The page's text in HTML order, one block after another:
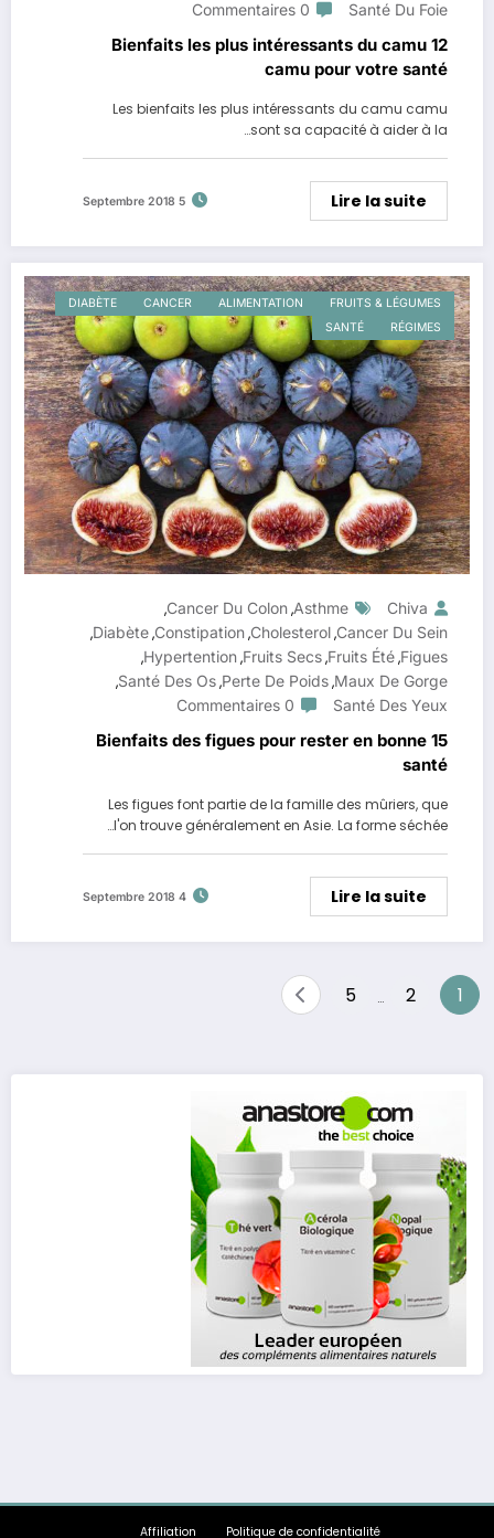
Santé Du Foie
0 Commentaires
12 Bienfaits les plus intéressants du camu
camu pour votre santé
Les bienfaits les plus intéressants du camu camu
sont sa capacité à aider à la…
Lire la suite
5 Septembre 2018
FRUITS & LÉGUMES
ALIMENTATION
CANCER
DIABÈTE
RÉGIMES
SANTÉ
Chiva
Asthme
,
Cancer Du Colon
,
Cancer Du Sein
,
Cholesterol
,
Constipation
,
Diabète
,
Figues
,
Fruits Été
,
Fruits Secs
,
Hypertention
,
Maux De Gorge
,
Perte De Poids
,
Santé Des Os
,
Santé Des Yeux
0 Commentaires
15 Bienfaits des figues pour rester en bonne
santé
Les figues font partie de la famille des mûriers, que
l'on trouve généralement en Asie. La forme séchée…
Lire la suite
4 Septembre 2018
Pagination
1
2
5
Politique de confidentialité
Affiliation